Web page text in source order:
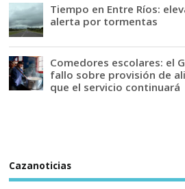
Tiempo en Entre Ríos:
alerta por tormentas
Comedores escolares: el
fallo sobre provisión de
que el servicio continuará
Cazanoticias